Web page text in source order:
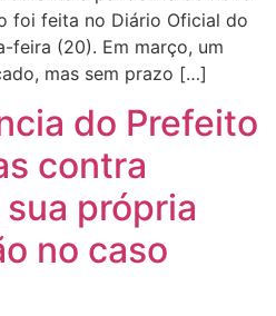
foi feita no Diário Oficial do
feira (20). Em março, um
mas sem prazo […]
do Prefeito
contra
própria
no caso